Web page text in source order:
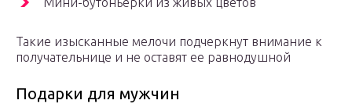
Такие изысканные мелочи подчеркнут внимание к
получательнице и не оставят ее равнодушной
Подарки для мужчин